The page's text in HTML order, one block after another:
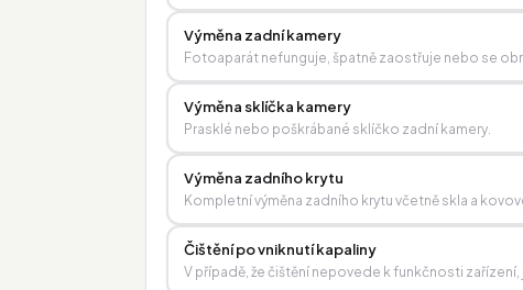
Výměna zadní kamery
Fotoaparát nefunguje, špatně zaostřuje nebo se
Výměna sklíčka kamery
Prasklé nebo poškrábané sklíčko zadní kamery.
Výměna zadního krytu
Kompletní výměna zadního krytu včetně skla a
Čištění po vniknutí kapaliny
V případě, že čištění nepovede k funkčnosti